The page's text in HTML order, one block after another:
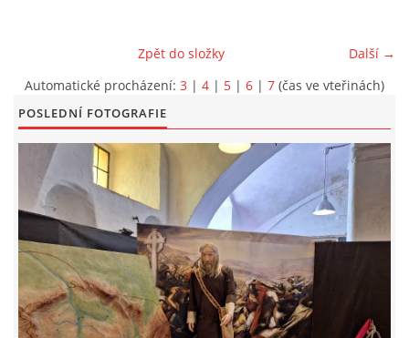
FOTOALBUM
FOTOALBUM
KONTAKT
NOVINKY
Další →
Zpět do složky
Automatické procházení: 3 | 4 | 5 | 6 | 7 (čas ve vteřinách)
POSLEDNÍ FOTOGRAFIE